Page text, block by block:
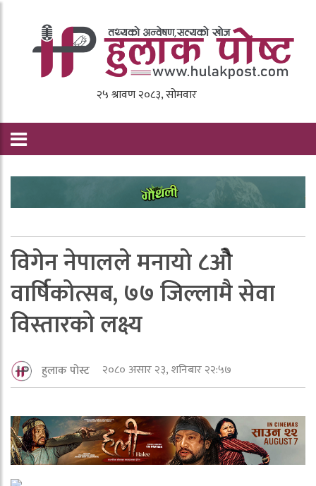
विगेन नेपालले मनायाे ८ओै
वार्षिकोत्सब, ७७ जिल्लामै सेवा
विस्तारकाे लक्ष्य
हुलाक पोस्ट २०८० असार २३, शनिबार २२:५७